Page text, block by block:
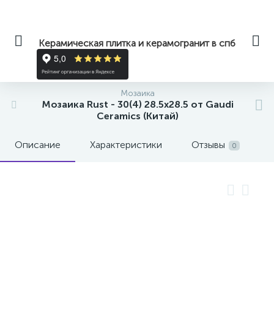
Керамическая плитка и керамогранит в спб
Мозаика
Мозаика Rust - 30(4) 28.5x28.5 от Gaudi
Ceramics (Китай)
Описание Характеристики Отзывы 0